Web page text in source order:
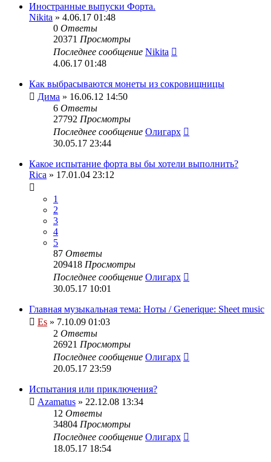
Иностранные выпуски Форта.
Nikita » 4.06.17 01:48
0 Ответы
20371 Просмотры
Последнее сообщение Nikita
4.06.17 01:48
Как выбрасываются монеты из сокровищницы
Дима » 16.06.12 14:50
6 Ответы
27792 Просмотры
Последнее сообщение Олигарх
30.05.17 23:44
Какое испытание форта вы бы хотели выполнить?
Rica » 17.01.04 23:12
1
2
3
4
5
87 Ответы
209418 Просмотры
Последнее сообщение Олигарх
30.05.17 10:01
Главная музыкальная тема: Ноты / Generique: Sheet music
Es » 7.10.09 01:03
2 Ответы
26921 Просмотры
Последнее сообщение Олигарх
20.05.17 23:59
Испытания или приключения?
Azamatus » 22.12.08 13:34
12 Ответы
34804 Просмотры
Последнее сообщение Олигарх
18.05.17 18:54